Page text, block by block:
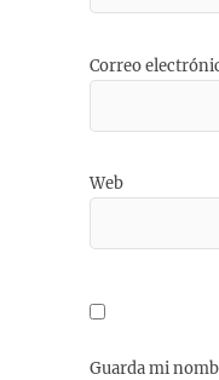
Correo
Web
Guarda mi